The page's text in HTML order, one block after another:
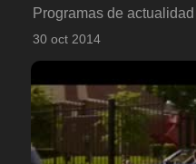
Programas de actualidad
30 oct 2014